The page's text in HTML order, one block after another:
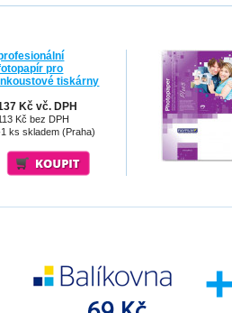
pro
tiskárny
Kč vč. DPH
Kč bez DPH
ks skladem (Praha)